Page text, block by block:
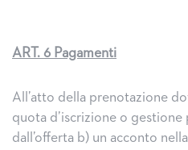
ART. 6 Pagamenti
All’atto della prenotazione
quota d’iscrizione o gestione
dall’offerta b) un acconto